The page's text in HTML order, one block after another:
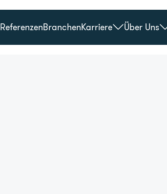
ReferenzenBranchenKarriere Über Uns